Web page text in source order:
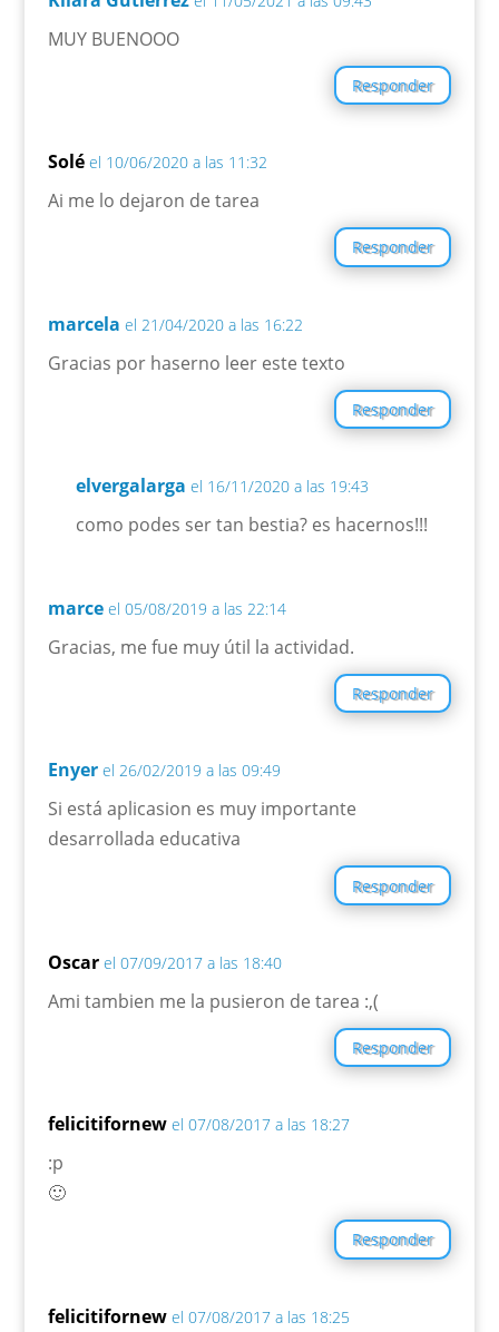
MUY BUENOOO
Responder
Solé el 10/06/2020 a las 11:32
Ai me lo dejaron de tarea
Responder
marcela el 21/04/2020 a las 16:22
Gracias por haserno leer este texto
Responder
elvergalarga el 16/11/2020 a las 19:43
como podes ser tan bestia? es hacernos!!!
marce el 05/08/2019 a las 22:14
Gracias, me fue muy útil la actividad.
Responder
Enyer el 26/02/2019 a las 09:49
Si está aplicasion es muy importante
desarrollada educativa
Responder
Oscar el 07/09/2017 a las 18:40
Ami tambien me la pusieron de tarea :,(
Responder
felicitifornew el 07/08/2017 a las 18:27
:p
🙂
Responder
felicitifornew el 07/08/2017 a las 18:25